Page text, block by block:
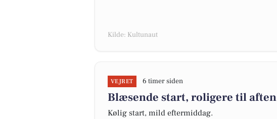
Kilde: Kultunaut
VEJRET 6 timer siden
Blæsende start, roligere til aften
Kølig start, mild eftermiddag.